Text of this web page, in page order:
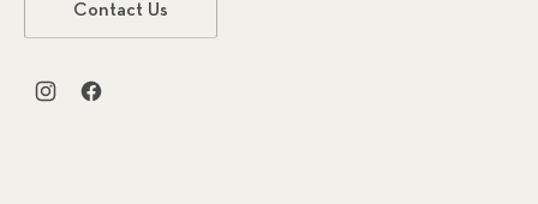
Contact Us
New Window
New Window